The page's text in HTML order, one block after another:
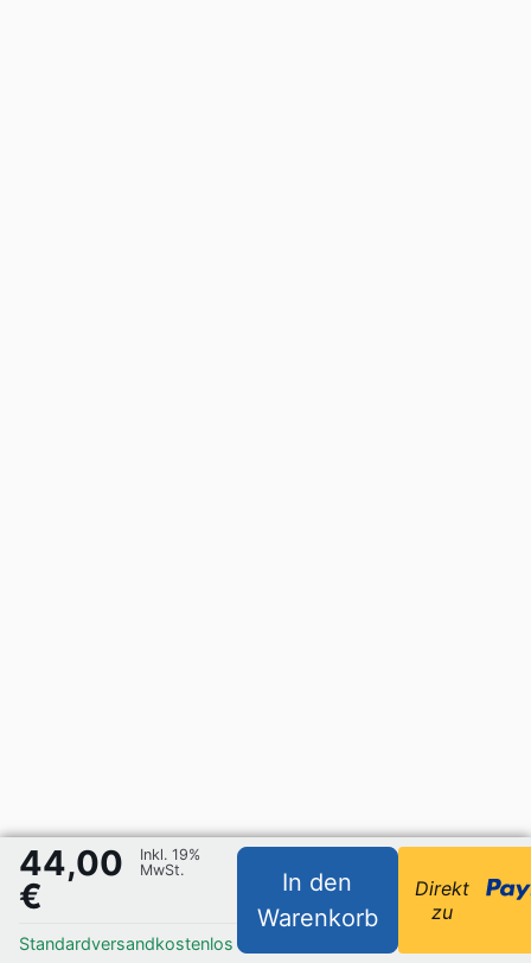
44,00
€
Inkl. 19%
MwSt.
Standardversandkostenlos
In den
Warenkorb
Direkt
zu